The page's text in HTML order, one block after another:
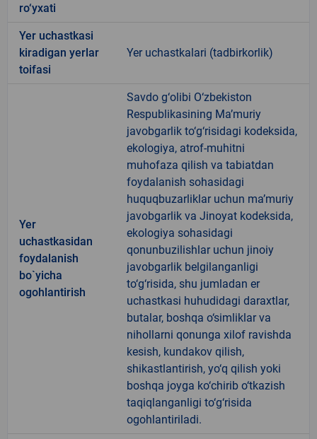
ro‘yxati
Yer uchastkasi
kiradigan yerlar
toifasi
Yer uchastkalari (tadbirkorlik)
Yer
uchastkasidan
foydalanish
bo`yicha
ogohlantirish
Savdo g‘olibi O‘zbekiston
Respublikasining Ma’muriy
javobgarlik to‘g‘risidagi kodeksida,
ekologiya, atrof-muhitni
muhofaza qilish va tabiatdan
foydalanish sohasidagi
huquqbuzarliklar uchun ma’muriy
javobgarlik va Jinoyat kodeksida,
ekologiya sohasidagi
qonunbuzilishlar uchun jinoiy
javobgarlik belgilanganligi
to‘g‘risida, shu jumladan er
uchastkasi huhudidagi daraxtlar,
butalar, boshqa o‘simliklar va
nihollarni qonunga xilof ravishda
kesish, kundakov qilish,
shikastlantirish, yo‘q qilish yoki
boshqa joyga ko‘chirib o‘tkazish
taqiqlanganligi to‘g‘risida
ogohlantiriladi.